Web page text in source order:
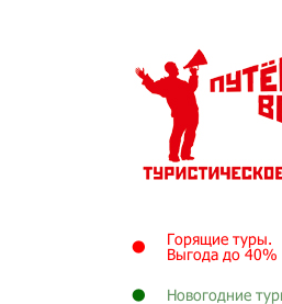
Горящие туры.
Выгода до 40%
Новогодние